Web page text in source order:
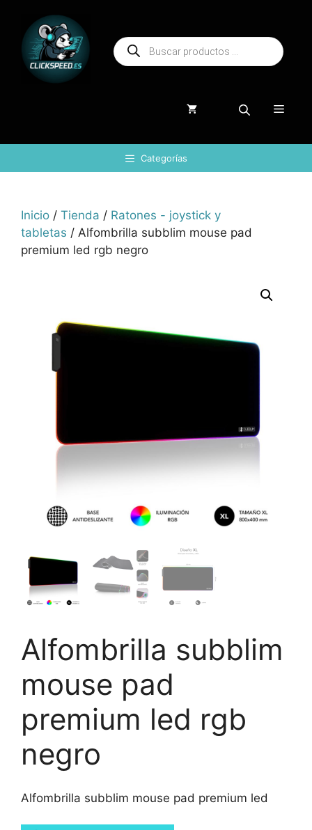
contenido
Búsqueda
de
productos
Menú
Categorías
Inicio / Tienda / Ratones - joystick y
tabletas / Alfombrilla subblim mouse pad
premium led rgb negro
Alfombrilla subblim
mouse pad
premium led rgb
negro
Alfombrilla subblim mouse pad premium led